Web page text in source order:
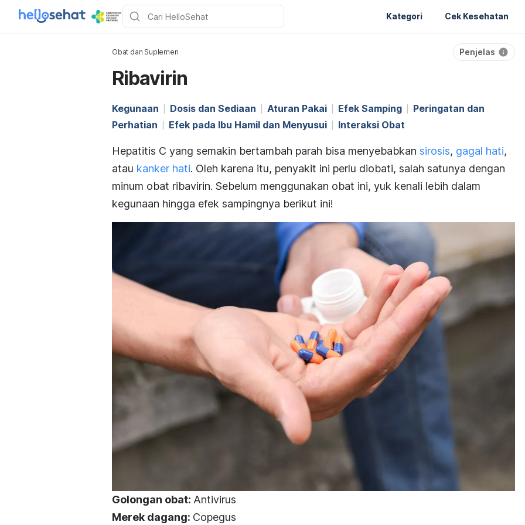
Kategori Cek Kesehatan
Obat dan Suplemen Penjelas
Ribavirin
Kegunaan Dosis dan Sediaan Aturan Pakai Efek Samping
Peringatan dan
Perhatian
Efek pada Ibu Hamil dan Menyusui Interaksi Obat
Hepatitis C yang semakin bertambah parah bisa menyebabkan sirosis, gagal hati,
atau kanker hati. Oleh karena itu, penyakit ini perlu diobati, salah satunya dengan
minum obat ribavirin. Sebelum menggunakan obat ini, yuk kenali lebih dalam
kegunaan hingga efek sampingnya berikut ini!
Golongan obat: Antivirus
Merek dagang: Copegus